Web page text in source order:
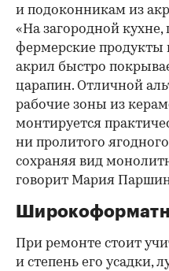
и подоконникам из
«На загородной кухне,
фермерские продукты
акрил быстро
царапин. Отличной
рабочие зоны из
монтируется
ни пролитого
сохраняя вид
говорит Мария
При ремонте стоит
и степень его усадки,